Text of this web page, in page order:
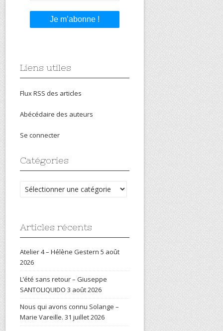
Liens utiles
Flux RSS des articles
Abécédaire des auteurs
Se connecter
Catégories
Catégories
Articles récents
Atelier 4 – Hélène Gestern 5 août
2026
L’été sans retour – Giuseppe
SANTOLIQUIDO 3 août 2026
Nous qui avons connu Solange –
Marie Vareille. 31 juillet 2026